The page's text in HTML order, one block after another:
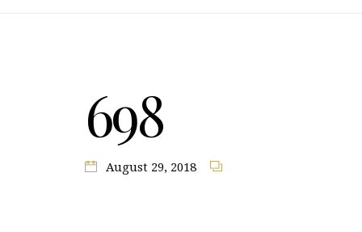
698
August 29, 2018